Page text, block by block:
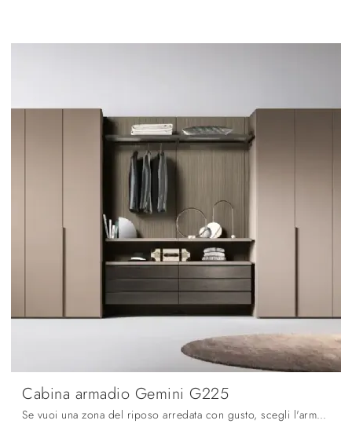
Cabina armadio Gemini G225
Se vuoi una zona del riposo arredata con gusto, scegli l'armadio Cabina armadio Gemini G225 con ante battenti di Moretti Compact Giorno Notte!